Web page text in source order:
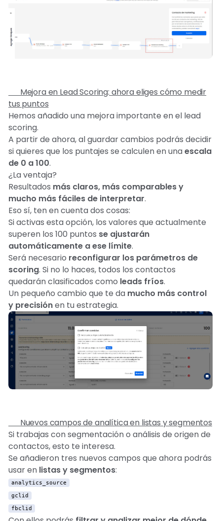
📊 Mejora en Lead Scoring: ahora eliges cómo medir
tus puntos
Hemos añadido una mejora importante en el lead
scoring.
A partir de ahora, al guardar cambios podrás decidir
si quieres que los puntajes se calculen en unaescala
de 0 a 100.
¿La ventaja?
Resultados más claros, más comparables y
mucho más fáciles de interpretar.
Eso sí, ten en cuenta dos cosas:
Si activas esta opción, los valores que actualmente
superen los 100 puntos se ajustarán
automáticamente a ese límite.
Será necesario reconfigurar los parámetros de
scoring. Si no lo haces, todos los contactos
quedarán clasificados como leads fríos.
Un pequeño cambio que te da mucho más control
y precisiónen tu estrategia. 🎯
📊 Nuevos campos de analítica en listas y segmentos
Si trabajas con segmentación o análisis de origen de
contactos, esto te interesa.
Se añadieron tres nuevos campos que ahora podrás
usar en listas y segmentos:
analytics_source
gclid
fbclid